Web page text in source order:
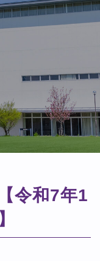
令和7年1